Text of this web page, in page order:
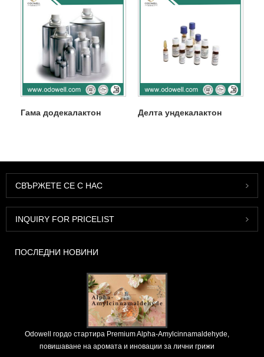
Гама додекалактон Делта ундекалактон
СВЪРЖЕТЕ СЕ С НАС
INQUIRY FOR PRICELIST
ПОСЛЕДНИ НОВИНИ
Odowell гордо стартира Premium Alpha-Amylcinnamaldehyde,
повишаване на аромата и иновации за лични грижи